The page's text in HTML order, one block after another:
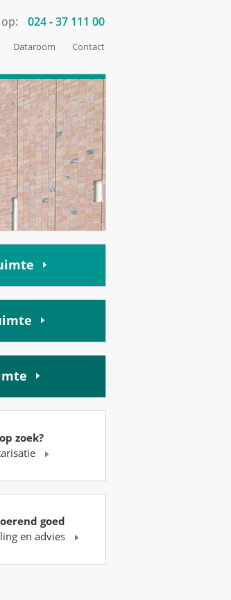
024 - 37 111 00
Dataroom Contact
zoek?
goed
en advies